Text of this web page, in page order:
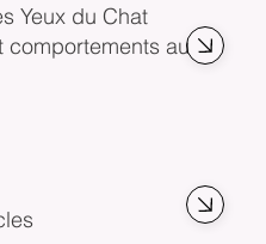
Yeux du Chat
comportements au